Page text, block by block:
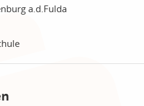
a.d.Fulda